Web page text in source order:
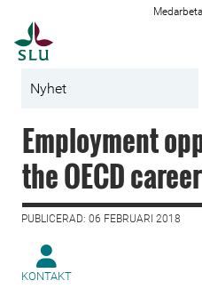
Nyhet
Employment
the OECD
PUBLICERAD: 06 FEBRUARI 2018
KONTAKT